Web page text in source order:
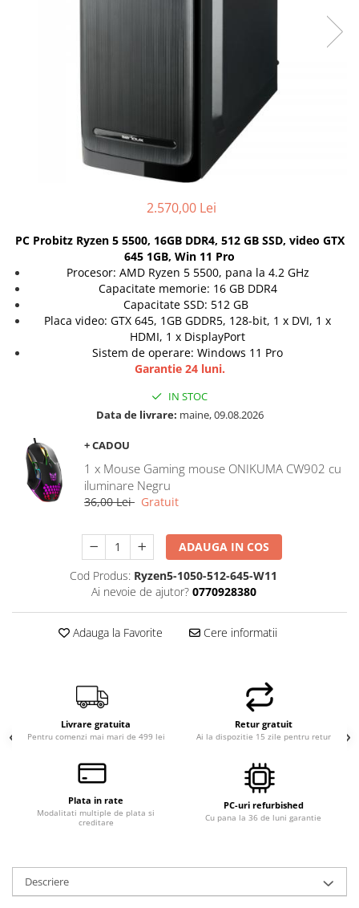
Componente Renew/Refurbished
Placi de baza REFURBISHED
Calculatoare All-in-One NOI
All-in-One REFURBISHED
Calculatoare All-in-One RENEW
Componente All-in-One
2.570,00 Lei
PC Probitz Ryzen 5 5500, 16GB DDR4, 512 GB SSD, video GTX
645 1GB, Win 11 Pro
Procesor: AMD Ryzen 5 5500, pana la 4.2 GHz
Capacitate memorie: 16 GB DDR4
Capacitate SSD: 512 GB
Placa video: GTX 645, 1GB GDDR5, 128-bit, 1 x DVI, 1 x
HDMI, 1 x DisplayPort
Sistem de operare: Windows 11 Pro
Garantie 24 luni.
IN STOC
Data de livrare: maine, 09.08.2026
+ CADOU
1 x Mouse Gaming mouse ONIKUMA CW902 cu
iluminare Negru
36,00 Lei Gratuit
ADAUGA IN COS
Cod Produs: Ryzen5-1050-512-645-W11
Ai nevoie de ajutor? 0770928380
Adauga la Favorite Cere informatii
Livrare gratuita
Pentru comenzi mai mari de 499 lei
Retur gratuit
Ai la dispozitie 15 zile pentru retur
Plata in rate
Modalitati multiple de plata si
creditare
PC-uri refurbished
Cu pana la 36 de luni garantie
Descriere